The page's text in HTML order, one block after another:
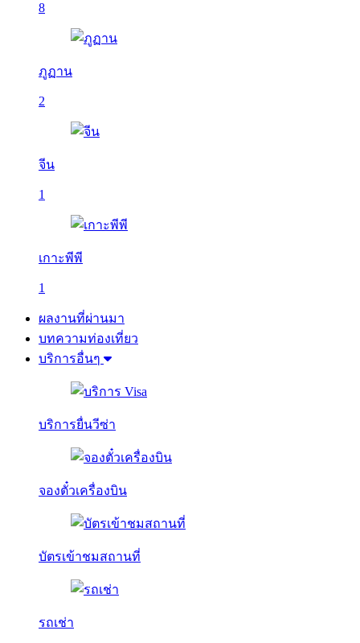
8
ภูฏาน
2
จีน
1
เกาะพีพี
1
ผลงานที่ผ่านมา
บทความท่องเที่ยว
บริการอื่นๆ
บริการยื่นวีซ่า
จองตั๋วเครื่องบิน
บัตรเข้าชมสถานที่
รถเช่า